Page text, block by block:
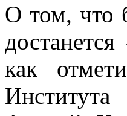
О том, что
как